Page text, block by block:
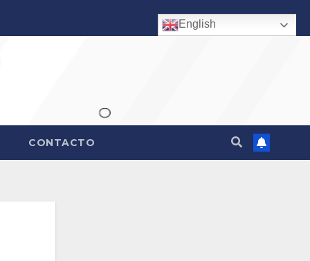
CONTACTO
English